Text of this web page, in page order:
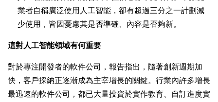
業者自稱廣泛使用人工智能，卻有超過三分之一計劃減
少使用，皆因憂慮其是否準確、內容是否夠新。
這對人工智能領域有何重要
對於專注開發者的軟件公司，報告指出，隨著創新週期加
快，客戶採納正逐漸成為主宰增長的關鍵。行業內許多增長
最迅速的軟件公司，都已大量投資於實作教育、自訂進度實